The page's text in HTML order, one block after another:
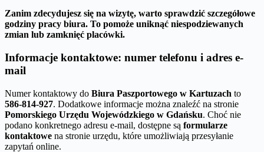
Zanim zdecydujesz się na wizytę, warto sprawdzić szczegółowe
godziny pracy biura. To pomoże uniknąć niespodziewanych
zmian lub zamknięć placówki.
Informacje kontaktowe: numer telefonu i adres e-
mail
Numer kontaktowy do Biura Paszportowego w Kartuzach to
586-814-927. Dodatkowe informacje można znaleźć na stronie
Pomorskiego Urzędu Wojewódzkiego w Gdańsku. Choć nie
podano konkretnego adresu e-mail, dostępne są formularze
kontaktowe na stronie urzędu, które umożliwiają przesyłanie
zapytań online.